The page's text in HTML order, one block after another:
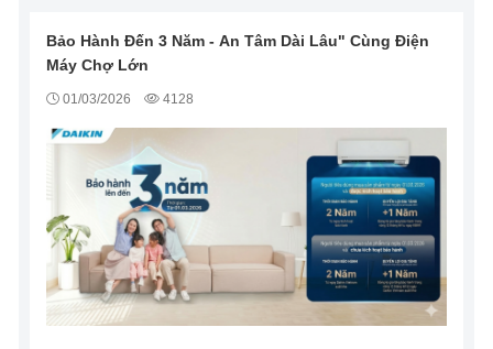
Bảo Hành Đến 3 Năm - An Tâm Dài Lâu" Cùng Điện
Máy Chợ Lớn
01/03/2026 4128